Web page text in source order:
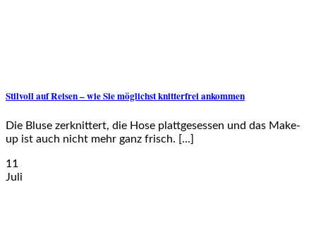
Stilvoll auf Reisen – wie Sie möglichst knitterfrei ankommen
Die Bluse zerknittert, die Hose plattgesessen und das Make-
up ist auch nicht mehr ganz frisch. [...]
11
Juli